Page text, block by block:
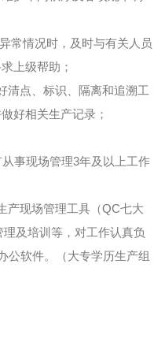
常情况时，及时与有关人员
上级帮助；
清点、标识、隔离和追溯工
好相关生产记录；
事现场管理3年及以上工作
产现场管理工具（QC七大
及培训等，对工作认真负
公软件。（大专学历生产组